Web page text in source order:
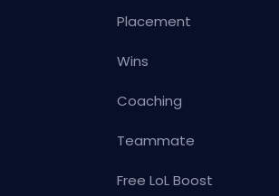
Placement
Wins
Coaching
Teammate
Free LoL Boost